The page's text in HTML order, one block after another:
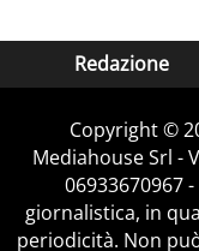
Redazione
Copyright ©
Mediahouse Srl -
06933670967
giornalistica, in
periodicità. Non